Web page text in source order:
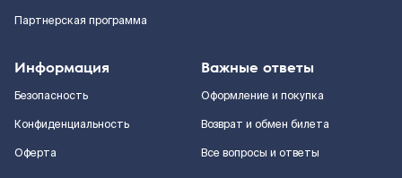
Партнерская программа
Информация
Безопасность
Конфиденциальность
Оферта
Важные ответы
Оформление и покупка
Возврат и обмен билета
Все вопросы и ответы